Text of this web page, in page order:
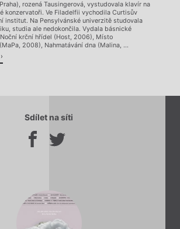
rozená Tausingerová, vystudovala klavír na
konzervatoři. Ve Filadelfii vychodila Curtisův
institut. Na Pensylvánské univerzitě studovala
studia ale nedokončila. Vydala básnické
krční hřídel (Host, 2006), Místo
2008), Nahmatávání dna (Malina, ...
Sdílet na síti